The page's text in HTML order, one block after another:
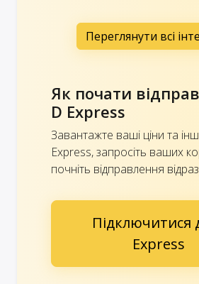
Переглянути всі
Як почати
D Express
Завантажте ваші ціни та
Express, запросіть ваших
почніть відправлення
Підключитися
Express